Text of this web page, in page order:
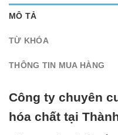
MÔ TẢ
TỪ KHÓA
THÔNG TIN MUA HÀNG
Công ty chuyên
hóa chất tại